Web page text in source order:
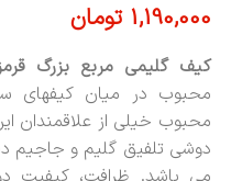
1,190,000 تومان
کیف گلیمی مربع بزرگ
محبوب در میان کیفهای
محبوب خیلی از
دوشی تلفیق گلیم و جاجیم